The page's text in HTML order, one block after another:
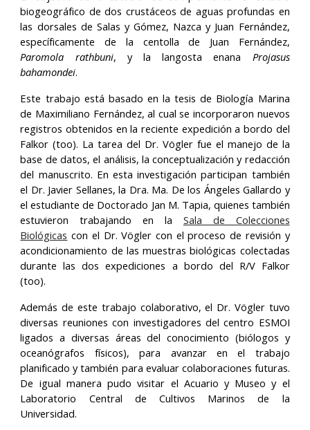
biogeográfico de dos crustáceos de aguas profundas en
las dorsales de Salas y Gómez, Nazca y Juan Fernández,
específicamente de la centolla de Juan Fernández,
Paromola rathbuni, y la langosta enana Projasus
bahamondei.
Este trabajo está basado en la tesis de Biología Marina
de Maximiliano Fernández, al cual se incorporaron nuevos
registros obtenidos en la reciente expedición a bordo del
Falkor (too). La tarea del Dr. Vögler fue el manejo de la
base de datos, el análisis, la conceptualización y redacción
del manuscrito. En esta investigación participan también
el Dr. Javier Sellanes, la Dra. Ma. De los Ángeles Gallardo y
el estudiante de Doctorado Jan M. Tapia, quienes también
estuvieron trabajando en la Sala de Colecciones
Biológicas con el Dr. Vögler con el proceso de revisión y
acondicionamiento de las muestras biológicas colectadas
durante las dos expediciones a bordo del R/V Falkor
(too).
Además de este trabajo colaborativo, el Dr. Vögler tuvo
diversas reuniones con investigadores del centro ESMOI
ligados a diversas áreas del conocimiento (biólogos y
oceanógrafos físicos), para avanzar en el trabajo
planificado y también para evaluar colaboraciones futuras.
De igual manera pudo visitar el Acuario y Museo y el
Laboratorio Central de Cultivos Marinos de la
Universidad.